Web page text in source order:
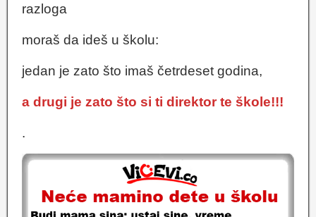
razloga
moraš da ideš u školu:
jedan je zato što imaš četrdeset godina,
a drugi je zato što si ti direktor te škole!!!
.